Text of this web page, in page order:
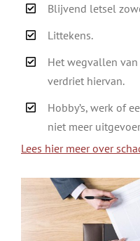
Blijvend letsel
Littekens.
Het wegvallen
verdriet hiervan.
Hobby’s, werk of
niet meer
Lees hier meer over